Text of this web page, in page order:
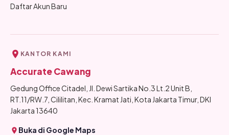
Daftar Akun Baru
KANTOR KAMI
Accurate Cawang
Gedung Office Citadel, Jl. Dewi Sartika No.3 Lt.2 Unit B,
RT.11/RW.7, Cililitan, Kec. Kramat Jati, Kota Jakarta Timur, DKI
Jakarta 13640
Buka di Google Maps